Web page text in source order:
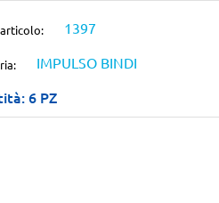
1397
IMPULSO BINDI
6 PZ